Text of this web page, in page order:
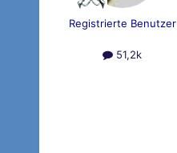
Registrierte Benutzer
51,2k